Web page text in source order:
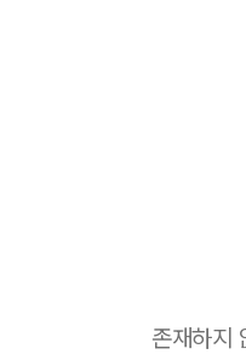
존재하지